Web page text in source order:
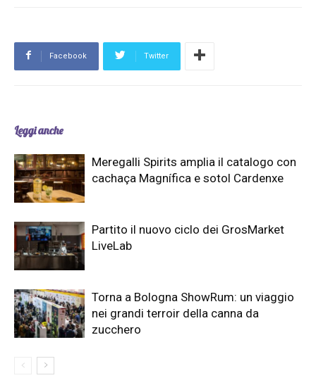
Facebook Twitter
Leggi anche
Meregalli Spirits amplia il catalogo con
cachaça Magnífica e sotol Cardenxe
Partito il nuovo ciclo dei GrosMarket
LiveLab
Torna a Bologna ShowRum: un viaggio
nei grandi terroir della canna da
zucchero